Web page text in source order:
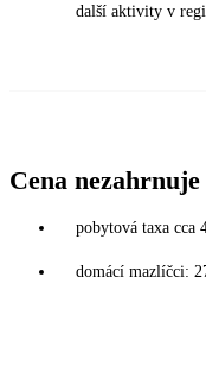
další aktivity v
Cena nezahrnuje
pobytová taxa cca
domácí mazlíčci: